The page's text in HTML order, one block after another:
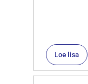
Loe lisa